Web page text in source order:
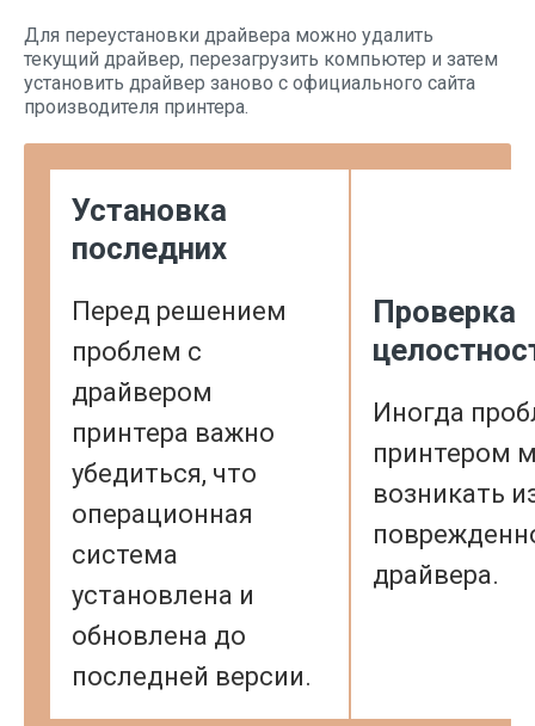
Для переустановки драйвера можно удалить
текущий драйвер, перезагрузить компьютер и затем
установить драйвер заново с официального сайта
производителя принтера.
Установка
последних
Перед решением
проблем с
драйвером
принтера важно
убедиться, что
операционная
система
установлена и
обновлена до
последней версии.
Проверка
Иногда
принтером
возникать
драйвера.